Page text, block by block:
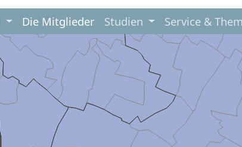
Die Mitglieder Studien Service &